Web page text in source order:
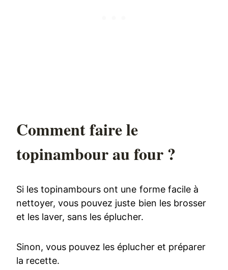
Comment faire le
topinambour au four ?
Si les topinambours ont une forme facile à
nettoyer, vous pouvez juste bien les brosser
et les laver, sans les éplucher.
Sinon, vous pouvez les éplucher et préparer
la recette.